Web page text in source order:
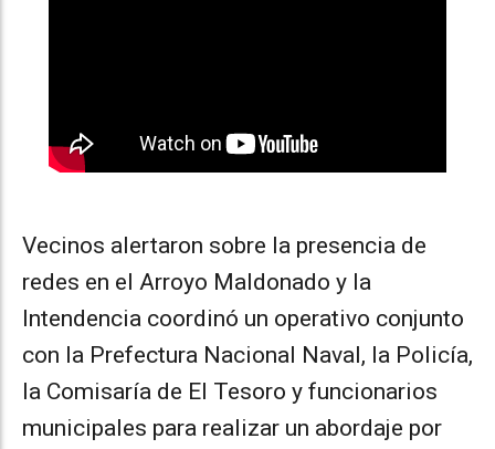
Vecinos alertaron sobre la presencia de
redes en el Arroyo Maldonado y la
Intendencia coordinó un operativo conjunto
con la Prefectura Nacional Naval, la Policía,
la Comisaría de El Tesoro y funcionarios
municipales para realizar un abordaje por